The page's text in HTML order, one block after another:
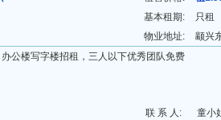
基本租期:
只租
物业地址:
颛兴
办公楼写字楼招租，三人以下优秀团队免费
联 系 人:
童小